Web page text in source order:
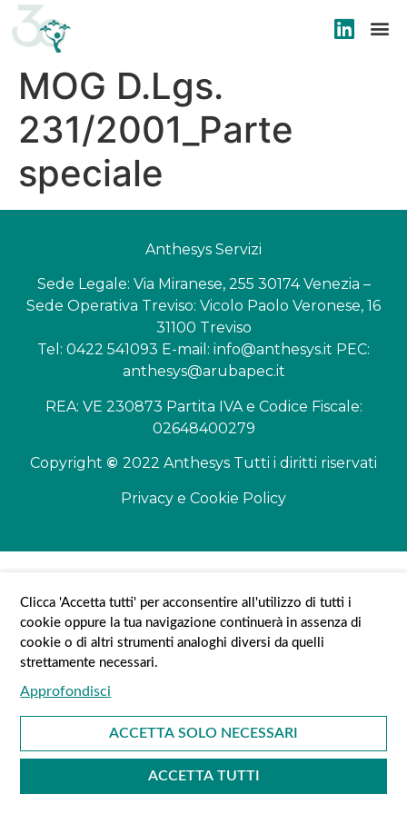
MOG D.Lgs.
231/2001_Parte
speciale
Anthesys Servizi
Sede Legale: Via Miranese, 255 30174 Venezia –
Sede Operativa Treviso: Vicolo Paolo Veronese, 16
31100 Treviso
Tel: 0422 541093 E-mail: info@anthesys.it PEC:
anthesys@arubapec.it
REA: VE 230873 Partita IVA e Codice Fiscale:
02648400279
Copyright © 2022 Anthesys Tutti i diritti riservati
Privacy e Cookie Policy
Clicca 'Accetta tutti' per acconsentire all'utilizzo di tutti i
cookie oppure la tua navigazione continuerà in assenza di
cookie o di altri strumenti analoghi diversi da quelli
strettamente necessari.
ACCETTA SOLO NECESSARI
ACCETTA TUTTI